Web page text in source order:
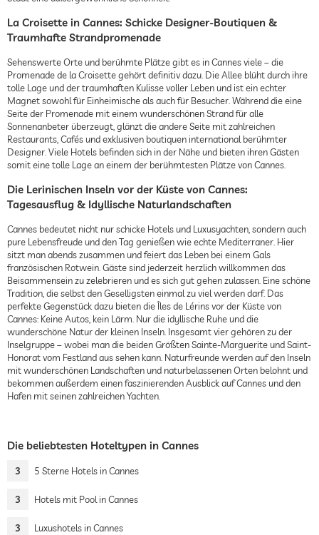
La Croisette in Cannes: Schicke Designer-Boutiquen &
Traumhafte Strandpromenade
Sehenswerte Orte und berühmte Plätze gibt es in Cannes viele – die
Promenade de la Croisette gehört definitiv dazu. Die Allee blüht durch ihre
tolle Lage und der traumhaften Kulisse voller Leben und ist ein echter
Magnet sowohl für Einheimische als auch für Besucher. Während die eine
Seite der Promenade mit einem wunderschönen Strand für alle
Sonnenanbeter überzeugt, glänzt die andere Seite mit zahlreichen
Restaurants, Cafés und exklusiven boutiquen international berühmter
Designer. Viele Hotels befinden sich in der Nähe und bieten ihren Gästen
somit eine tolle Lage an einem der berühmtesten Plätze von Cannes.
Die Lerinischen Inseln vor der Küste von Cannes:
Tagesausflug & Idyllische Naturlandschaften
Cannes bedeutet nicht nur schicke Hotels und Luxusyachten, sondern auch
pure Lebensfreude und den Tag genießen wie echte Mediterraner. Hier
sitzt man abends zusammen und feiert das Leben bei einem Gals
französischen Rotwein. Gäste sind jederzeit herzlich willkommen das
Beisammensein zu zelebrieren und es sich gut gehen zulassen. Eine schöne
Tradition, die selbst den Geselligsten einmal zu viel werden darf. Das
perfekte Gegenstück dazu bieten die Îles de Lérins vor der Küste von
Cannes: Keine Autos, kein Lärm. Nur die idyllische Ruhe und die
wunderschöne Natur der kleinen Inseln. Insgesamt vier gehören zu der
Inselgruppe – wobei man die beiden Größten Sainte-Marguerite und Saint-
Honorat vom Festland aus sehen kann. Naturfreunde werden auf den Inseln
mit wunderschönen Landschaften und naturbelassenen Orten belohnt und
bekommen außerdem einen faszinierenden Ausblick auf Cannes und den
Hafen mit seinen zahlreichen Yachten.
Die beliebtesten Hoteltypen in Cannes
3 5 Sterne Hotels in Cannes
3 Hotels mit Pool in Cannes
3 Luxushotels in Cannes